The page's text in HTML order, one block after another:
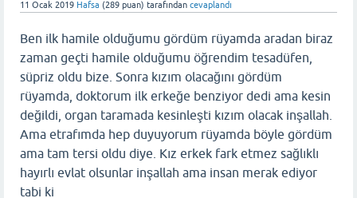
11 Ocak 2019 Hafsa (289 puan) tarafından cevaplandı
Ben ilk hamile olduğumu gördüm rüyamda aradan biraz
zaman geçti hamile olduğumu öğrendim tesadüfen,
süpriz oldu bize. Sonra kızım olacağını gördüm
rüyamda, doktorum ilk erkeğe benziyor dedi ama kesin
değildi, organ taramada kesinleşti kızım olacak inşallah.
Ama etrafımda hep duyuyorum rüyamda böyle gördüm
ama tam tersi oldu diye. Kız erkek fark etmez sağlıklı
hayırlı evlat olsunlar inşallah ama insan merak ediyor
tabi ki